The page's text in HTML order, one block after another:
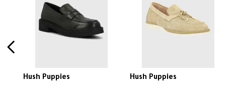
Hush Puppies
Hush Puppies